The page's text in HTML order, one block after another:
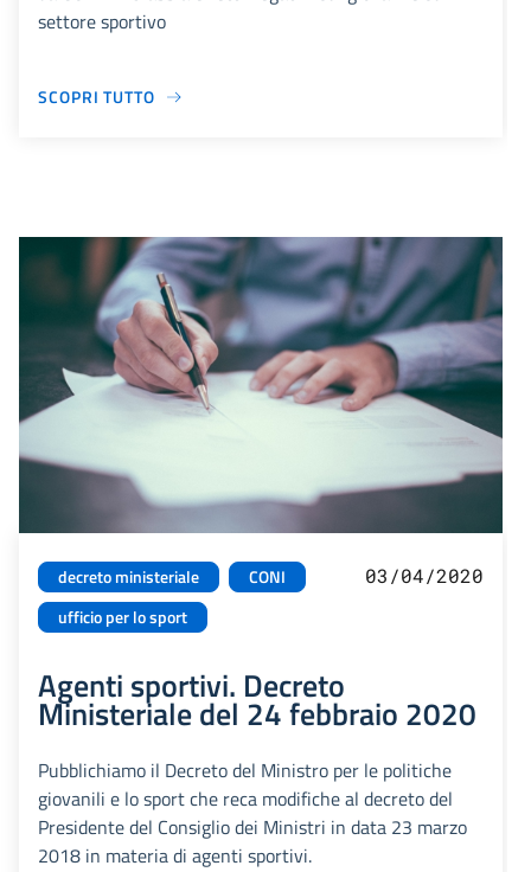
settore sportivo
SCOPRI TUTTO
decreto ministeriale
CONI
ufficio per lo sport
03/04/2020
Agenti sportivi. Decreto
Ministeriale del 24 febbraio 2020
Pubblichiamo il Decreto del Ministro per le politiche
giovanili e lo sport che reca modifiche al decreto del
Presidente del Consiglio dei Ministri in data 23 marzo
2018 in materia di agenti sportivi.